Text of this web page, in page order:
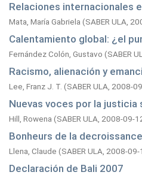
Relaciones internacionales
Mata, María Gabriela (SABER ULA,
Calentamiento global: ¿el
Fernández Colón, Gustavo (SABER
Racismo, alienación y
Lee, Franz J. T. (SABER ULA, 2008-
Nuevas voces por la justicia
Hill, Rowena (SABER ULA, 2008-09-
Bonheurs de la decroissance
Llena, Claude (SABER ULA, 2008-09-
Declaración de Bali 2007